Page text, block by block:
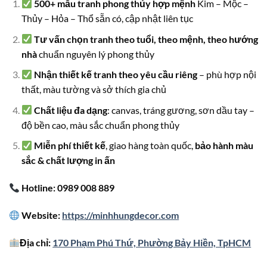
500+ mẫu tranh phong thủy hợp mệnh Kim – Mộc –
Thủy – Hỏa – Thổ sẵn có, cập nhật liên tục
Tư vấn chọn tranh theo tuổi, theo mệnh, theo hướng
nhàchuẩn nguyên lý phong thủy
Nhận thiết kế tranh theo yêu cầu riêng – phù hợp nội
thất, màu tường và sở thích gia chủ
Chất liệu đa dạng: canvas, tráng gương, sơn dầu tay –
độ bền cao, màu sắc chuẩn phong thủy
Miễn phí thiết kế, giao hàng toàn quốc, bảo hành màu
sắc & chất lượng in ấn
Hotline: 0989 008 889
Website: https://minhhungdecor.com
Địa chỉ: 170 Phạm Phú Thứ, Phường Bảy Hiền, TpHCM